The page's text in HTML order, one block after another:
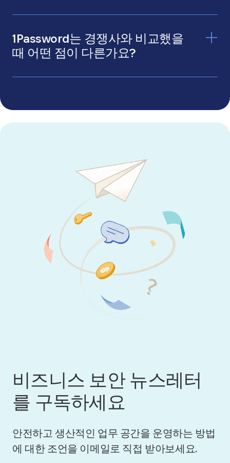
함께 비밀번호를 공유하고 관리할 수 있습니다.
1Password Teams Starter Pack
: 소규모 팀이
안전하게 협업할 수 있도록 설계되었습니다.
1Password Enterprise: 맞춤형 온보딩 및 교육,
전담 계정 관리자, 1Password를 통한 온보딩 및
1Password는 경쟁사와 비교했을
때 어떤 점이 다른가요?
비즈니스 보안 뉴스레터
를 구독하세요
안전하고 생산적인 업무 공간을 운영하는 방법
에 대한 조언을 이메일로 직접 받아보세요.